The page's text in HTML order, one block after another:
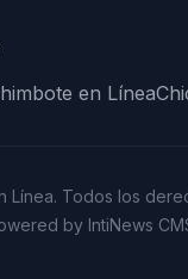
en Línea
Línea. Todos los
by IntiNews